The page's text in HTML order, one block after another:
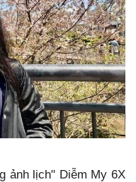
ảnh lịch" Diễm My 6X